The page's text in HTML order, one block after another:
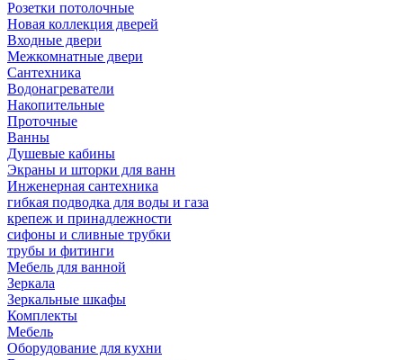
Розетки потолочные
Новая коллекция дверей
Входные двери
Межкомнатные двери
Сантехника
Водонагреватели
Накопительные
Проточные
Ванны
Душевые кабины
Экраны и шторки для ванн
Инженерная сантехника
гибкая подводка для воды и газа
крепеж и принадлежности
сифоны и сливные трубки
трубы и фитинги
Мебель для ванной
Зеркала
Зеркальные шкафы
Комплекты
Мебель
Оборудование для кухни